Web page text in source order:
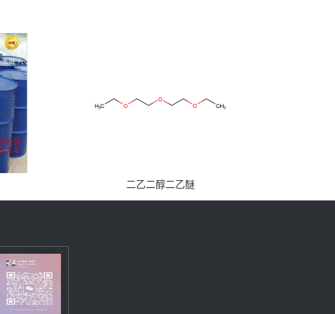
二乙二醇二乙醚